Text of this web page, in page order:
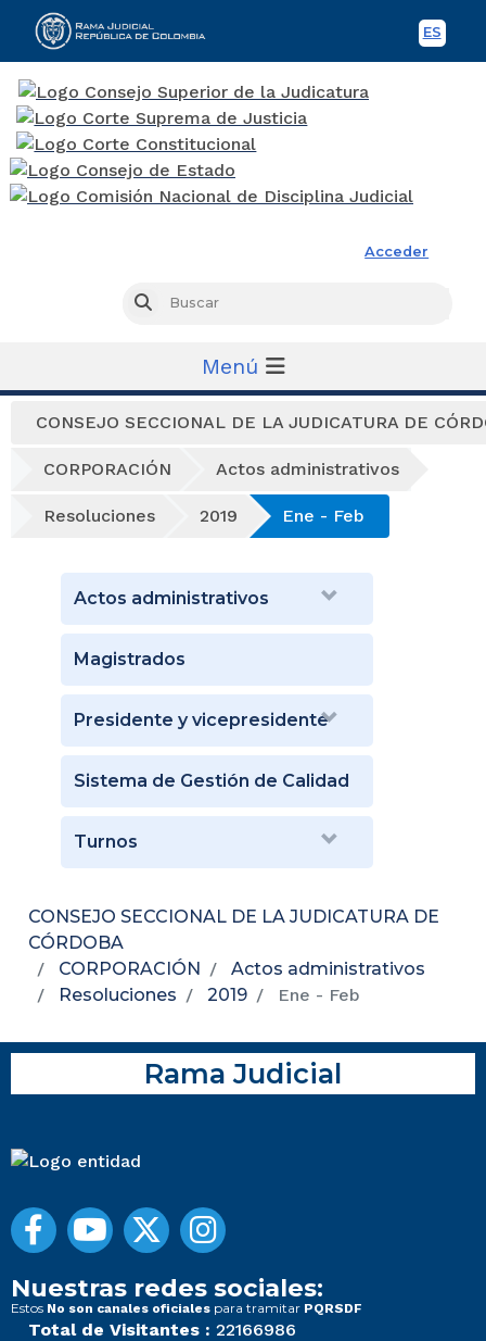
ES
Acceder
Buscar
Menú
CONSEJO SECCIONAL DE LA JUDICATURA DE
CORPORACIÓN Actos administrativos
Resoluciones 2019 Ene - Feb
Actos administrativos
Magistrados
Presidente y vicepresidente
Sistema de Gestión de Calidad
Turnos
CONSEJO SECCIONAL DE LA JUDICATURA DE
CÓRDOBA
CORPORACIÓN
Actos administrativos
Resoluciones
2019 Ene - Feb
Rama Judicial
Nuestras redes sociales:
Estos No son canales oficiales para tramitar PQRSDF
Total de Visitantes : 22166986